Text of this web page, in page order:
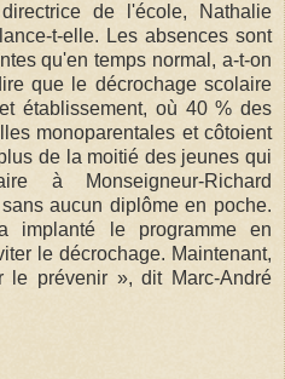
de l'école, Nathalie
t-elle. Les absences sont
qu'en temps normal, a-t-on
que le décrochage scolaire
établissement, où 40 % des
monoparentales et côtoient
de la moitié des jeunes qui
à Monseigneur-Richard
aucun diplôme en poche.
le programme en
le décrochage. Maintenant,
le prévenir », dit Marc-André